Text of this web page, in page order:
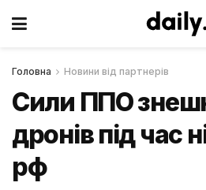
Головна Новини від партнерів
Сили ППО
дронів під час
рф